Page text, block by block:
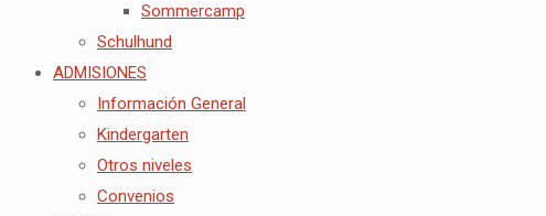
Sommercamp
Schulhund
ADMISIONES
Información General
Kindergarten
Otros niveles
Convenios